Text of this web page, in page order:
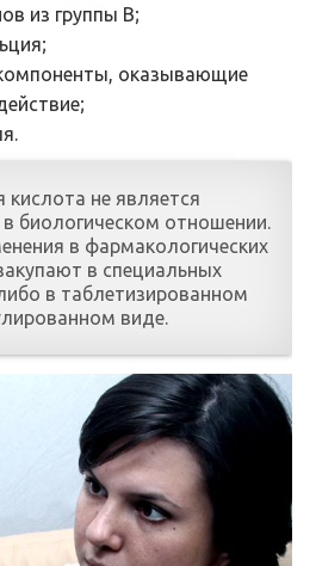
из группы В;
оказывающие
кислота не является
в биологическом отношении.
в фармакологических
в специальных
в таблетизированном
виде.